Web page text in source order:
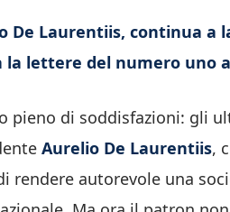
De Laurentiis, continua a
la lettere del numero uno
pieno di soddisfazioni: gli
Aurelio De Laurentiis,
autorevole una